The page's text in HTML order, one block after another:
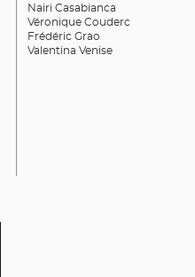
Nairi Casabianca
Véronique Couderc
Frédéric Grao
Valentina Venise